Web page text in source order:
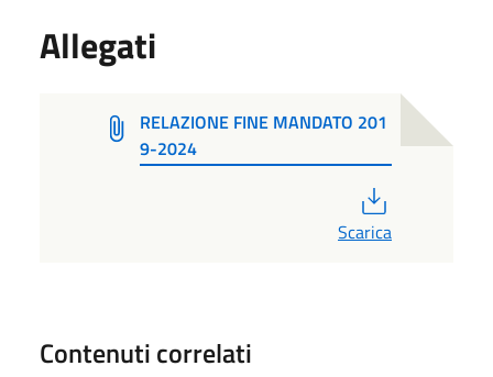
Allegati
RELAZIONE FINE MANDATO 201
9-2024
Scarica
Contenuti correlati